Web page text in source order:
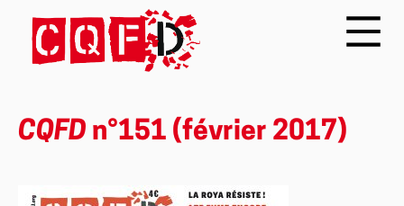
CQFD n°151 (février 2017)